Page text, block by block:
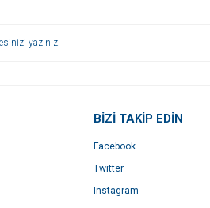
BİZİ TAKİP EDİN
Facebook
Twitter
Instagram